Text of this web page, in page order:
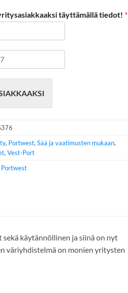
täyttämällä tiedot! *
, Portwest, Sää ja vaatimusten mukaan,
, Vest-Port
Portwest
käytännöllinen ja siinä on nyt
väriyhdistelmä on monien yritysten